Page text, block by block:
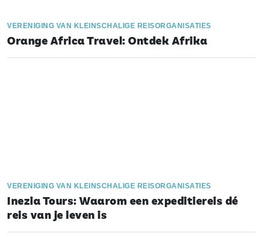
VERENIGING VAN KLEINSCHALIGE REISORGANISATIES
Orange Africa Travel: Ontdek Afrika
VERENIGING VAN KLEINSCHALIGE REISORGANISATIES
Inezia Tours: Waarom een expeditiereis dé
reis van je leven is